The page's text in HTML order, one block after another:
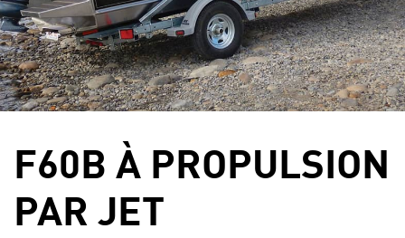
F60B À PROPULSION
PAR JET